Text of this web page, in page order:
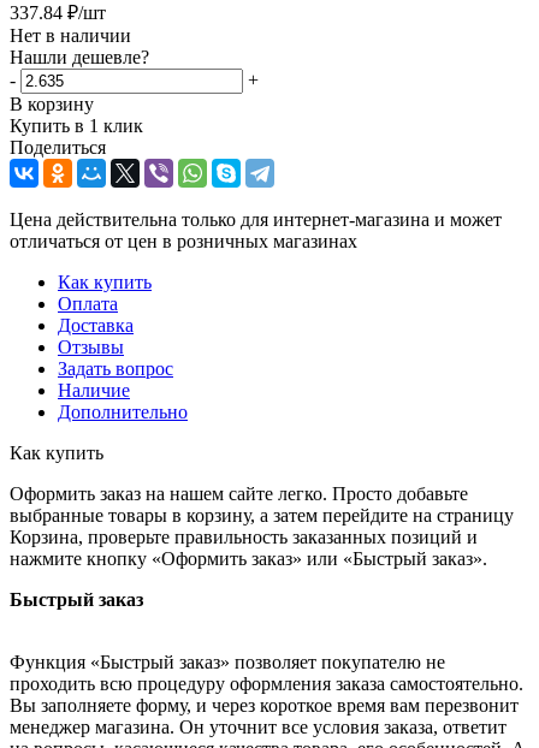
337.84 ₽/шт
Нет в наличии
Нашли дешевле?
-
+
В корзину
Купить в 1 клик
Поделиться
Цена действительна только для интернет-магазина и может
отличаться от цен в розничных магазинах
Как купить
Оплата
Доставка
Отзывы
Задать вопрос
Наличие
Дополнительно
Как купить
Оформить заказ на нашем сайте легко. Просто добавьте
выбранные товары в корзину, а затем перейдите на страницу
Корзина, проверьте правильность заказанных позиций и
нажмите кнопку «Оформить заказ» или «Быстрый заказ».
Быстрый заказ
Функция «Быстрый заказ» позволяет покупателю не
проходить всю процедуру оформления заказа самостоятельно.
Вы заполняете форму, и через короткое время вам перезвонит
менеджер магазина. Он уточнит все условия заказа, ответит